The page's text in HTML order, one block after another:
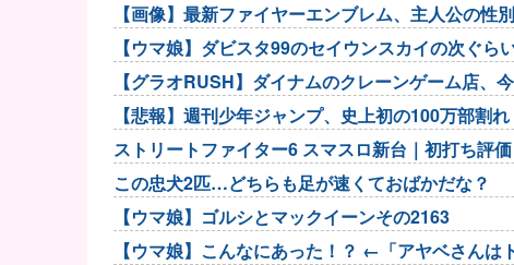
【画像】最新ファイヤーエンブレム、主人公の
【ウマ娘】ダビスタ99のセイウンスカイの次ぐら
【グラオRUSH】ダイナムのクレーンゲーム店、
【悲報】週刊少年ジャンプ、史上初の100万部
消滅
ストリートファイター6 スマスロ新台｜初打ち評
この忠犬2匹…どちらも足が速くておばかだな？
【ウマ娘】ゴルシとマックイーンその2163
【ウマ娘】こんなにあった！？ ←「アヤベさんは